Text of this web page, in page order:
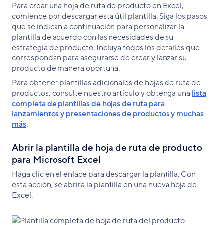
Para crear una hoja de ruta de producto en Excel,
comience por descargar esta útil plantilla. Siga los pasos
que se indican a continuación para personalizar la
plantilla de acuerdo con las necesidades de su
estrategia de producto. Incluya todos los detalles que
correspondan para asegurarse de crear y lanzar su
producto de manera oportuna.
Para obtener plantillas adicionales de hojas de ruta de
productos, consulte nuestro artículo y obtenga una lista
completa de plantillas de hojas de ruta para
lanzamientos y presentaciones de productos y muchas
más.
Abrir la plantilla de hoja de ruta de producto
para Microsoft Excel
Haga clic en el enlace para descargar la plantilla. Con
esta acción, se abrirá la plantilla en una nueva hoja de
Excel.